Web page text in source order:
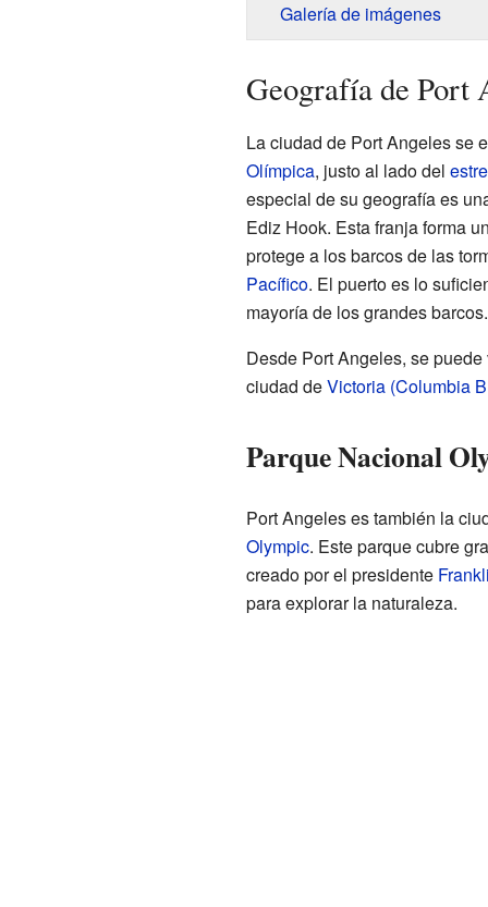
Galería de imágenes
Geografía de Port
La ciudad de Port Angeles se
Olímpica, justo al lado del
especial de su geografía es
Ediz Hook. Esta franja forma
protege a los barcos de las
Pacífico. El puerto es lo
mayoría de los grandes barcos.
Desde Port Angeles, se
ciudad deVictoria (Columbia
Parque Nacional
Port Angeles es también la
Olympic. Este parque cubre
creado por el presidente
para explorar la naturaleza.